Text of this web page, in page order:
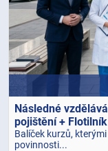
Následné
pojištění + Flotilník
Balíček kurzů,
povinnosti...